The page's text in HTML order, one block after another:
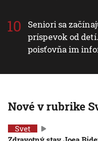
Seniori sa
príspevok od
poisťovňa im
Nové v rubrike
Svet